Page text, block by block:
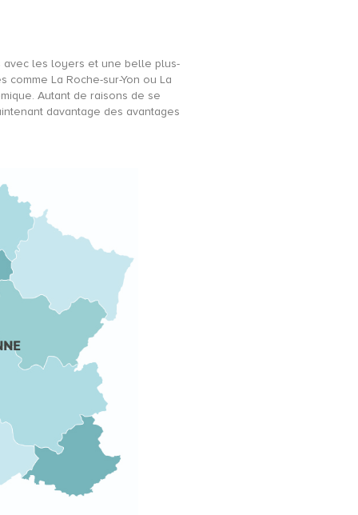
avec les loyers et une belle plus-
La Roche-sur-Yon ou La
Autant de raisons de se
davantage des avantages